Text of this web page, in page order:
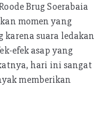
Brug Soerabaia
momen yang
suara ledakan
efek asap yang
hari ini sangat
memberikan